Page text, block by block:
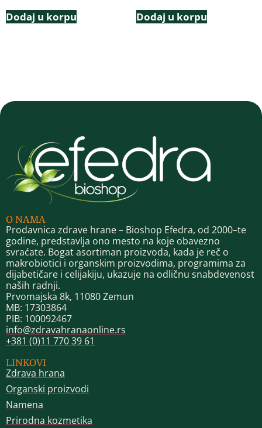
Dodaj u korpu Dodaj u korpu
O NAMA
Prodavnica zdrave hrane – Bioshop Efedra, od 2000–te
godine, predstavlja ono mesto na koje obavezno
svraćate. Bogat asortiman proizvoda, kada je reč o
makrobiotici i organskim proizvodima, programima za
dijabetičare i celijakiju, ukazuje na odličnu snabdevenost
naših radnji.
Prvomajska 8k, 11080 Zemun
MB: 17303864
PIB: 100092467
info@zdravahranaonline.rs
+381 (0)11 770 39 61
LINKOVI
Zdrava hrana
Organski proizvodi
Namena
Prirodna kozmetika